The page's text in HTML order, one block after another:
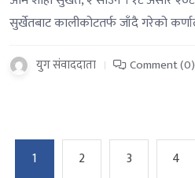
सुर्खेतबाट कालीकोटतर्फ जाँदै गरेको
युग संवाददाता Comment (0)
1 2 3 4